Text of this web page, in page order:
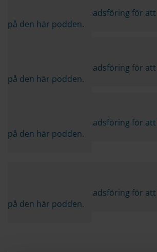
Nödvändig och Marknadsföring för
på den här podden.
Nödvändig och Marknadsföring för
på den här podden.
Nödvändig och Marknadsföring för
på den här podden.
Nödvändig och Marknadsföring för
på den här podden.